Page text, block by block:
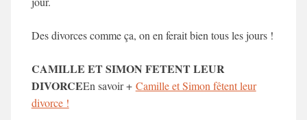
Des divorces comme ça, on en ferait bien tous les jours !
CAMILLE ET SIMON FETENT LEUR
DIVORCEEn savoir + Camille et Simon fêtent leur
divorce !